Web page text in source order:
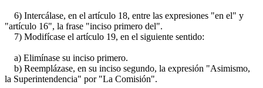
6) Intercálase, en el artículo 18, entre las expresiones "en el" y
"artículo 16", la frase "inciso primero del".
7) Modifícase el artículo 19, en el siguiente sentido:
a) Elimínase su inciso primero.
b) Reemplázase, en su inciso segundo, la expresión "Asimismo,
la Superintendencia" por "La Comisión".